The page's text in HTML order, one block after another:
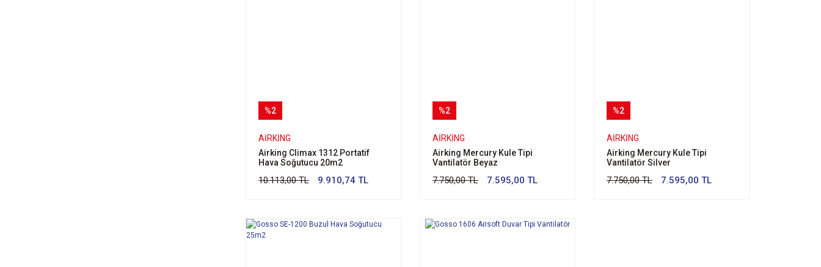
%2
AIRKING
Airking Climax 1312 Portatif
Hava Soğutucu 20m2
10.113,00 TL 9.910,74 TL
%2
AIRKING
Airking Mercury Kule Tipi
Vantilatör Beyaz
7.750,00 TL 7.595,00 TL
%2
AIRKING
Airking Mercury Kule Tipi
Vantilatör Silver
7.750,00 TL 7.595,00 TL